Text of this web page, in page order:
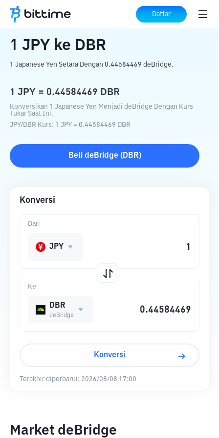
Daftar
Beranda Konverter Kripto ke DBR
1 JPY ke DBR
1 Japanese Yen Setara Dengan 0.44584469 deBridge.
1 JPY = 0.44584469 DBR
Konversikan 1 Japanese Yen Menjadi deBridge Dengan Kurs
Tukar Saat Ini.
JPY/DBR Kurs: 1 JPY = 0.44584469 DBR
Beli deBridge( DBR)
Konversi
Ke
DBR
deBridge
Dari
JPY
Konversi
Terakhir diperbarui: 2026/08/08 17:00
Market deBridge